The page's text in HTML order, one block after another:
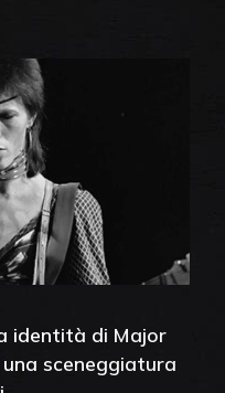
identità di Major
sceneggiatura